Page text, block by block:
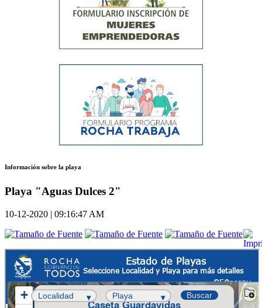
Información sobre la playa
Playa "Aguas Dulces 2"
10-12-2020 | 09:16:47 AM